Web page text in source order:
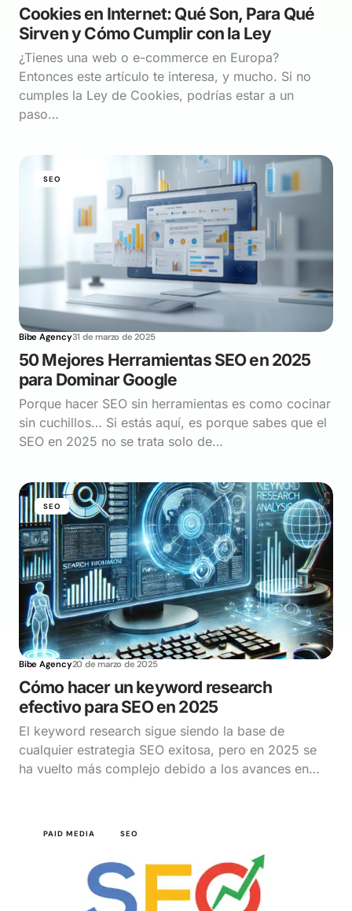
Cookies en Internet: Qué Son, Para Qué
Sirven y Cómo Cumplir con la Ley
¿Tienes una web o e-commerce en Europa?
Entonces este artículo te interesa, y mucho. Si no
cumples la Ley de Cookies, podrías estar a un
paso…
SEO
Bibe Agency31 de marzo de 2025
50 Mejores Herramientas SEO en 2025
para Dominar Google
Porque hacer SEO sin herramientas es como cocinar
sin cuchillos… Si estás aquí, es porque sabes que el
SEO en 2025 no se trata solo de…
SEO
Bibe Agency20 de marzo de 2025
Cómo hacer un keyword research
efectivo para SEO en 2025
El keyword research sigue siendo la base de
cualquier estrategia SEO exitosa, pero en 2025 se
ha vuelto más complejo debido a los avances en…
PAID MEDIA SEO